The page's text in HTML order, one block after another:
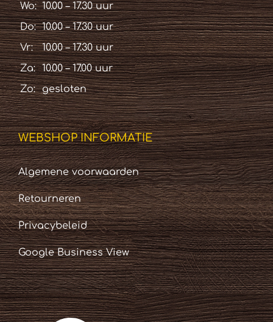
Wo: 10.00 – 17.30 uur
Do: 10.00 – 17.30 uur
Vr:
10.00 – 17.30 uur
Za:
10.00 – 17.00 uur
Zo:
gesloten
WEBSHOP INFORMATIE
Algemene voorwaarden
Retourneren
Privacybeleid
Google Business View